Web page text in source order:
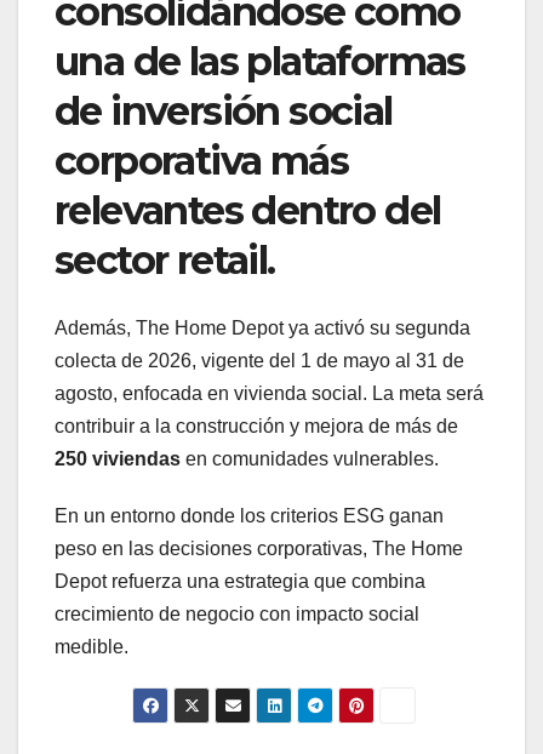
consolidándose como
una de las plataformas
de inversión social
corporativa más
relevantes dentro del
sector retail.
Además, The Home Depot ya activó su segunda
colecta de 2026, vigente del 1 de mayo al 31 de
agosto, enfocada en vivienda social. La meta será
contribuir a la construcción y mejora de más de
250 viviendas en comunidades vulnerables.
En un entorno donde los criterios ESG ganan
peso en las decisiones corporativas, The Home
Depot refuerza una estrategia que combina
crecimiento de negocio con impacto social
medible.